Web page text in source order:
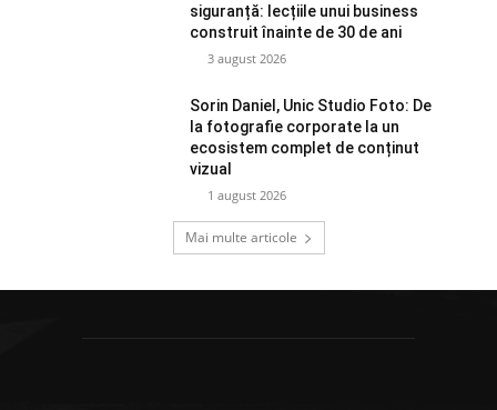
siguranță: lecțiile unui business
construit înainte de 30 de ani
3 august 2026
Sorin Daniel, Unic Studio Foto: De
la fotografie corporate la un
ecosistem complet de conținut
vizual
1 august 2026
Mai multe articole